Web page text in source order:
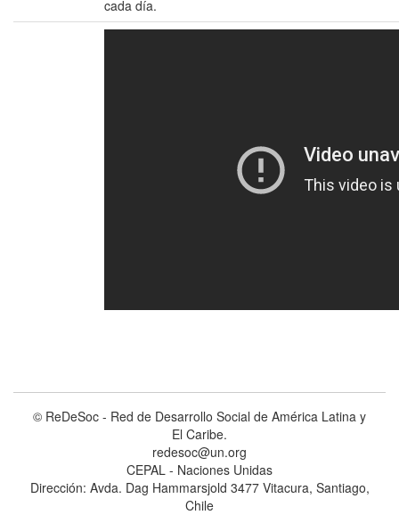
cada día.
© ReDeSoc - Red de Desarrollo Social de América Latina y
El Caribe.
redesoc@un.org
CEPAL - Naciones Unidas
Dirección: Avda. Dag Hammarsjold 3477 Vitacura, Santiago,
Chile